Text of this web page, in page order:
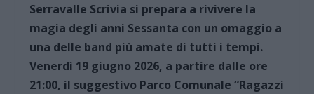
Serravalle Scrivia si prepara a rivivere la
magia degli anni Sessanta con un omaggio a
una delle band più amate di tutti i tempi.
Venerdì 19 giugno 2026, a partire dalle ore
21:00, il suggestivo Parco Comunale “Ragazzi